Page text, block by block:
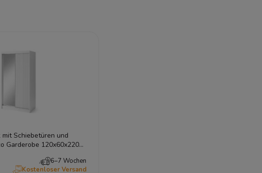
mit Schiebetüren und
Garderobe 120x60x220
6–7 Wochen
Kostenloser Versand